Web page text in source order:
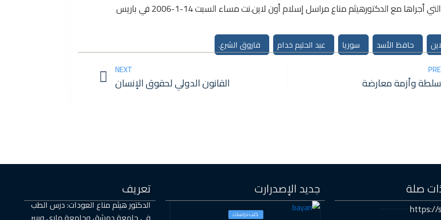
أجراها مع الدكتورهيثم مناع مراسل إسلام أون لاين.نت مساء السبت 14-1-2006 في باريس
حافظ الأسد سوريا عبد الحليم خدام فاروق الشرع.
وأزمة معارضة
NEXT
القانون الدولي لحقوق الإنسان
تعريف
الدكتور هيثم مناع العودات: درس الطب
جديد الإصدرارت
كتب-دراسات
صلة
https://